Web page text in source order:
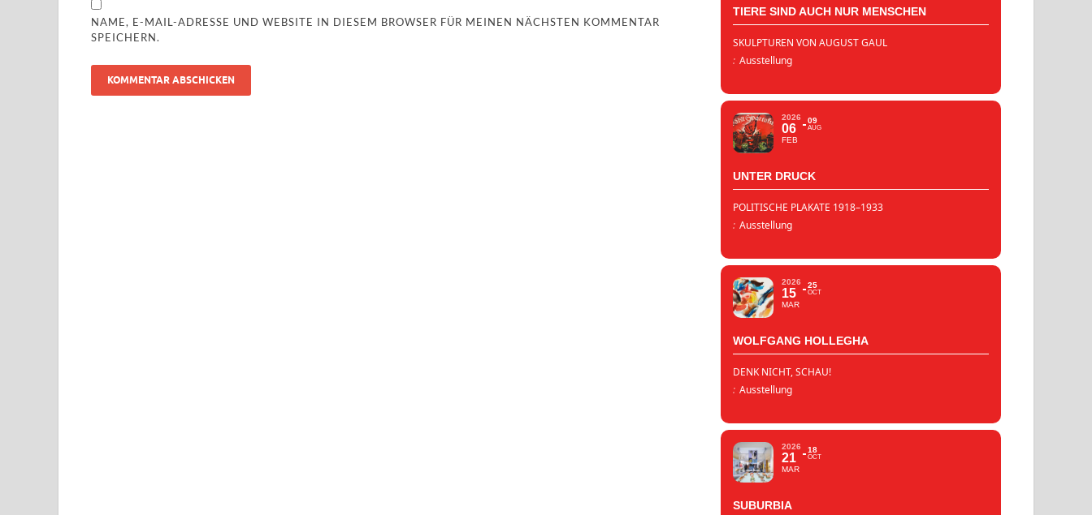
NAME, E-MAIL-ADRESSE UND WEBSITE IN DIESEM BROWSER FÜR MEINEN NÄCHSTEN KOMMENTAR
SPEICHERN.
TIERE SIND AUCH NUR MENSCHEN
SKULPTUREN VON AUGUST GAUL
: Ausstellung
2026
06
FEB
09
AUG
UNTER DRUCK
POLITISCHE PLAKATE 1918–1933
: Ausstellung
2026
15
MAR
25
OCT
WOLFGANG HOLLEGHA
DENK NICHT, SCHAU!
: Ausstellung
2026
21
MAR
18
OCT
SUBURBIA